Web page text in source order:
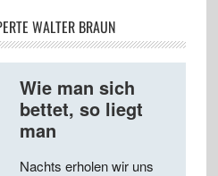
WALTER BRAUN
Wie man sich
bettet, so liegt
man
Nachts erholen wir uns